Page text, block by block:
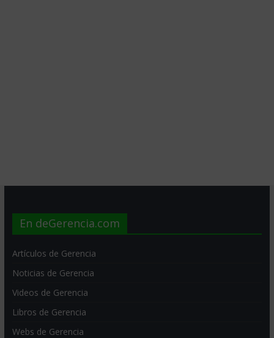
En deGerencia.com
Artículos de Gerencia
Noticias de Gerencia
Videos de Gerencia
Libros de Gerencia
Webs de Gerencia